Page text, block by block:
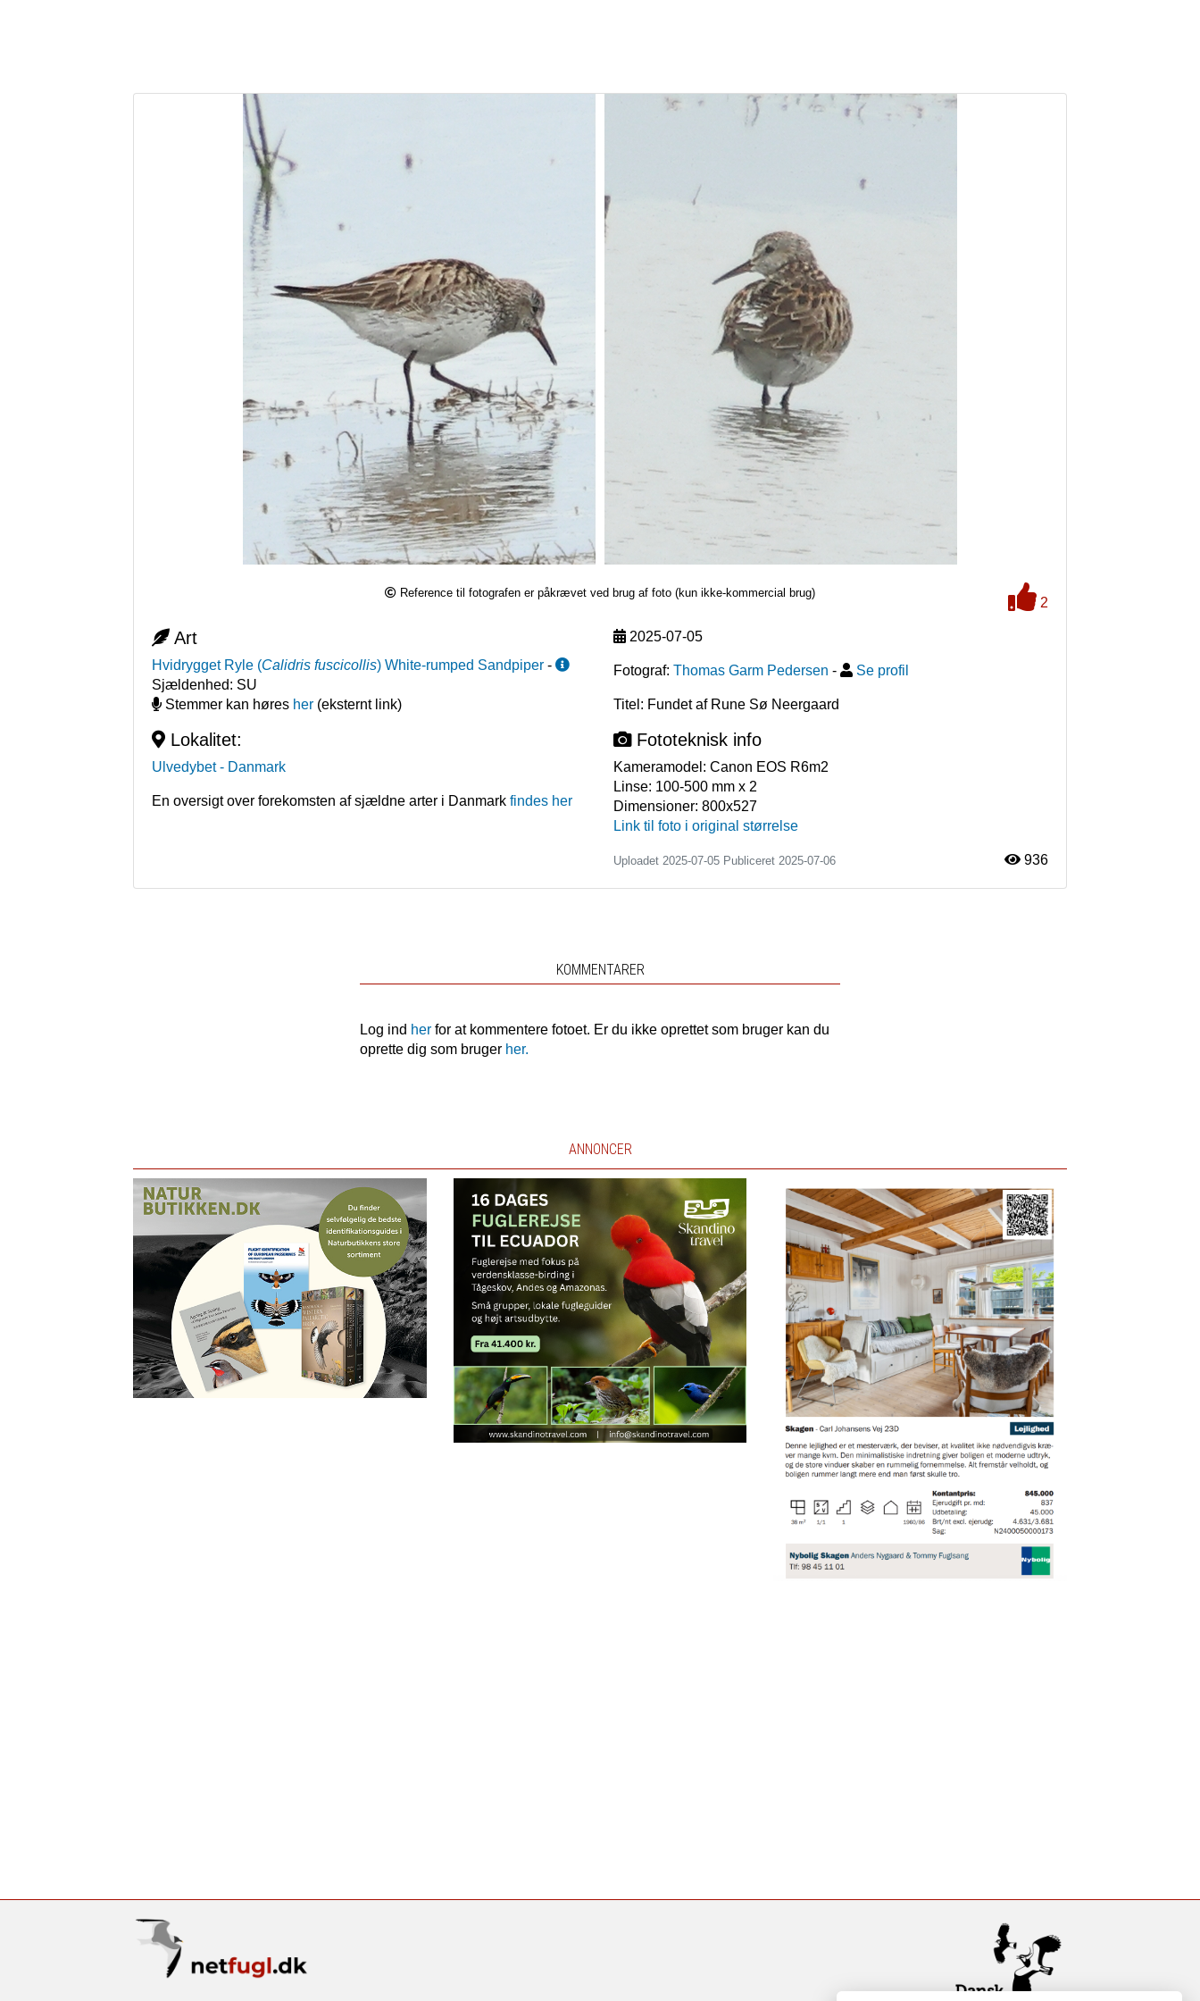
Reference til fotografen er påkrævet ved brug af foto (kun ikke-kommercial brug)
2
Art
Hvidrygget Ryle (Calidris fuscicollis)White-rumped Sandpiper -
Sjældenhed: SU
Stemmer kan høres her (eksternt link)
Lokalitet:
Ulvedybet - Danmark
En oversigt over forekomsten af sjældne arter i Danmark findes her
2025-07-05
Fotograf: Thomas Garm Pedersen - Se profil
Titel: Fundet af Rune Sø Neergaard
Fototeknisk info
Kameramodel: Canon EOS R6m2
Linse: 100-500 mm x 2
Dimensioner: 800x527
Link til foto i original størrelse
Uploadet 2025-07-05 Publiceret 2025-07-06 936
KOMMENTARER
Log ind her for at kommentere fotoet. Er du ikke oprettet som bruger kan du
oprette dig som bruger her.
ANNONCER